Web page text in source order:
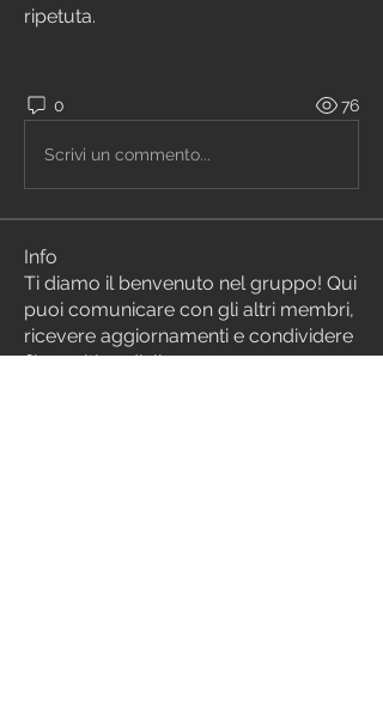
ripetuta.
0 76
Scrivi un commento...
Info
Ti diamo il benvenuto nel gruppo! Qui
puoi comunicare con gli altri membri,
ricevere aggiornamenti e condividere
file multimediali.